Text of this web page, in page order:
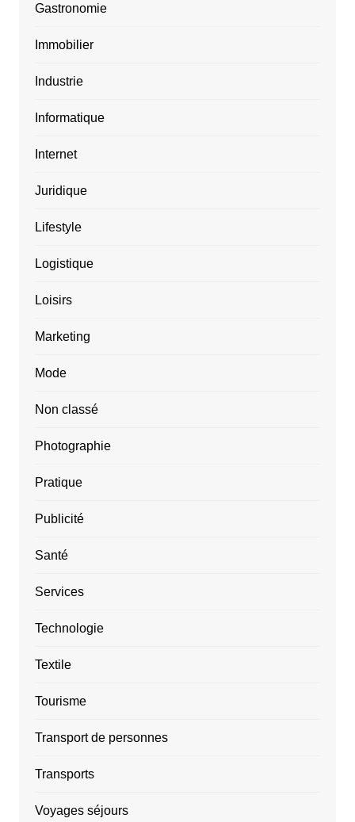
Gastronomie
Immobilier
Industrie
Informatique
Internet
Juridique
Lifestyle
Logistique
Loisirs
Marketing
Mode
Non classé
Photographie
Pratique
Publicité
Santé
Services
Technologie
Textile
Tourisme
Transport de personnes
Transports
Voyages séjours